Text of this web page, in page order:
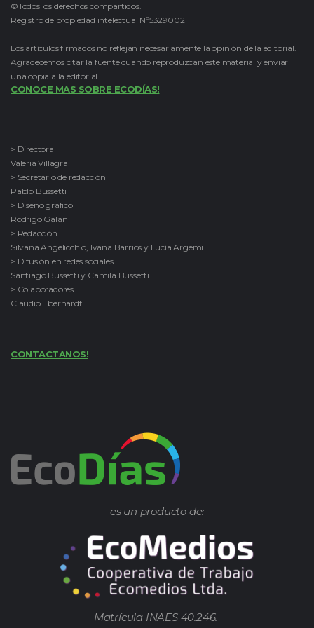
©Todos los derechos compartidos.
Registro de propiedad intelectual Nº5329002
Los artículos firmados no reflejan necesariamente la opinión de la editorial.
Agradecemos citar la fuente cuando reproduzcan este material y enviar
una copia a la editorial.
CONOCE MAS SOBRE ECODÍAS!
> Directora
Valeria Villagra
> Secretario de redacción
Pablo Bussetti
> Diseño gráfico
Rodrigo Galán
> Redacción
Silvana Angelicchio, Ivana Barrios y Lucía Argemi
> Difusión en redes sociales
Santiago Bussetti y Camila Bussetti
> Colaboradores
Claudio Eberhardt
CONTACTANOS!
es un producto de:
Matrícula INAES 40.246.